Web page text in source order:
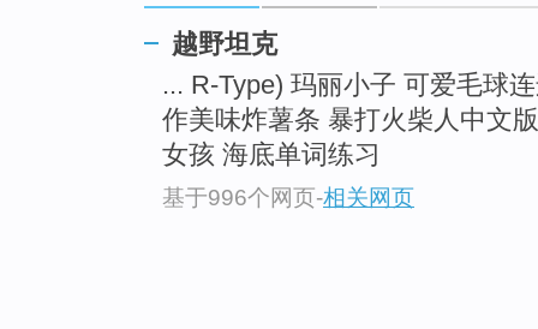
越野坦克
... R-Type) 玛丽小子 可爱毛球
作美味炸薯条 暴打火柴人中文
女孩 海底单词练习
基于996个网页-相关网页